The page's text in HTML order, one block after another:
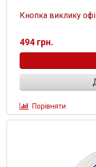
Кнопка виклику
494 грн.
Порівняти